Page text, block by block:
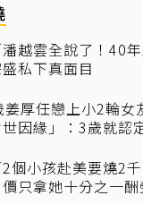
越雲全說了！40
私下真面目
姜厚任戀上小2輪
世因緣」：3歲就認
個小孩赴美要燒2
只拿她十分之一